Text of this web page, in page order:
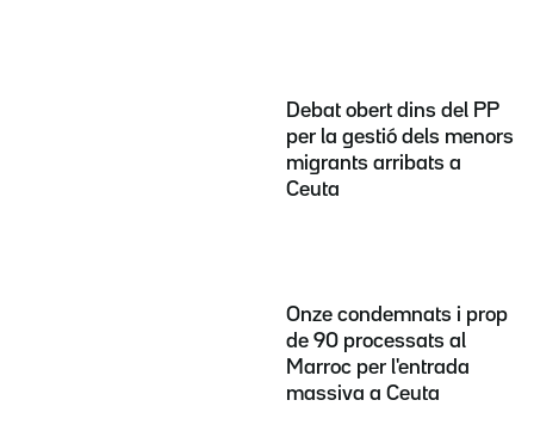
Debat obert dins del PP
per la gestió dels menors
migrants arribats a
Ceuta
Onze condemnats i prop
de 90 processats al
Marroc per l'entrada
massiva a Ceuta